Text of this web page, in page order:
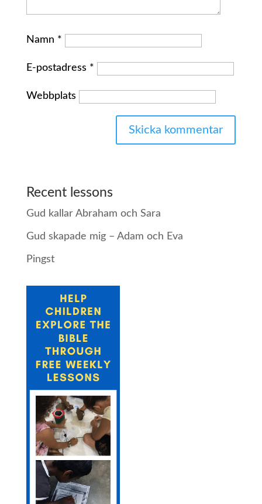
Namn *
E-postadress *
Webbplats
Recent lessons
Gud kallar Abraham och Sara
Gud skapade mig – Adam och Eva
Pingst